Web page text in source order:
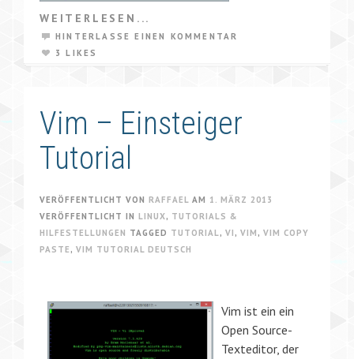
WEITERLESEN...
HINTERLASSE EINEN KOMMENTAR
3 LIKES
Vim – Einsteiger
Tutorial
VERÖFFENTLICHT VON RAFFAEL AM 1. MÄRZ 2013
VERÖFFENTLICHT IN LINUX, TUTORIALS &
HILFESTELLUNGEN TAGGED TUTORIAL, VI , VIM , VIM COPY
PASTE , VIM TUTORIAL DEUTSCH
Vim ist ein ein
Open Source-
Texteditor, der